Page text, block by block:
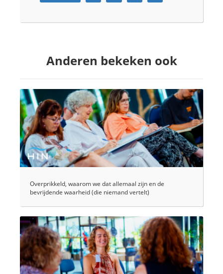
Anderen bekeken ook
Overprikkeld, waarom we dat allemaal zijn en de
bevrijdende waarheid (die niemand vertelt)